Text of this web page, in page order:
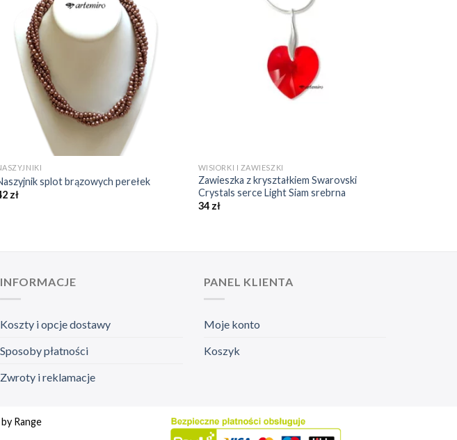
Dodaj do
ulubionych
splot brązowych perełek
zł
WISIORKI I ZAWIESZKI
Zawieszka z kryształkiem Swarovski
Crystals serce Light Siam srebrna
34zł
INFORMACJE
Koszty i opcje dostawy
Sposoby płatności
Zwroty i reklamacje
PANEL KLIENTA
Moje konto
Koszyk
Range